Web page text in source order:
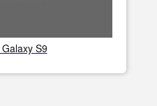
Galaxy S9